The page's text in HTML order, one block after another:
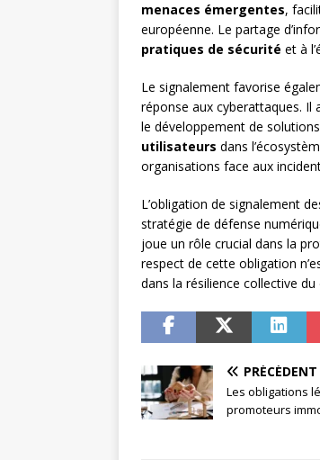
menaces émergentes,
européenne. Le partage
pratiques de sécurité et à
Le signalement favorise
réponse aux cyberattaques. Il
le développement de
utilisateurs dans
organisations face aux
L’obligation de signalement
stratégie de défense
joue un rôle crucial dans la
respect de cette obligation
dans la résilience collective du
PRÉCÉDENT
Les obligations
promoteurs